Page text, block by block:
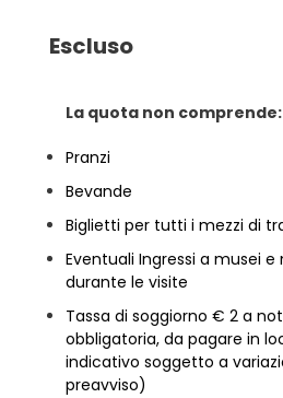
Escluso
La quota non comprende:
Pranzi
Bevande
Biglietti per tutti i mezzi di
Eventuali Ingressi a musei
durante le visite
Tassa di soggiorno € 2 a
obbligatoria, da pagare in
indicativo soggetto a
preavviso)